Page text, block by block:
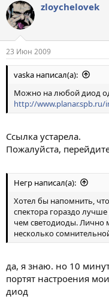
zloychelovek
23 Июн 2009
vaska написал(а):
Можно на любой диод
http://www.planar.spb.ru/
Ссылка устарела.
Пожалуйста,
Негр написал(а):
Хотел бы напомнить,
спектора гораздо
чем светодиоды. Лично
несколько
да, я знаю. но 10
портят настроения
диод